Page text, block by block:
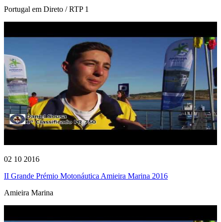
Portugal em Direto / RTP 1
02 10 2016
II Grande Prémio Motonáutica Amieira Marina 2016
Amieira Marina